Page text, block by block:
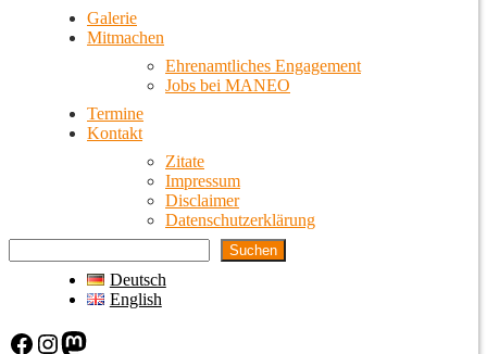
Galerie
Mitmachen
Ehrenamtliches Engagement
Jobs bei MANEO
Termine
Kontakt
Zitate
Impressum
Disclaimer
Datenschutzerklärung
Suchen
Deutsch
English
Facebook Instagram Mastodon